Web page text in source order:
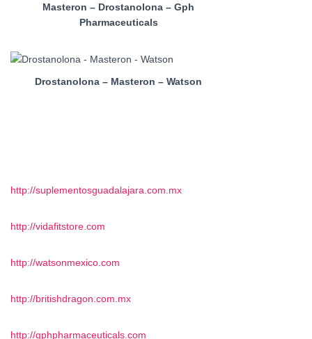
Masteron – Drostanolona – Gph
Pharmaceuticals
Drostanolona – Masteron – Watson
http://suplementosguadalajara.com.mx
http://vidafitstore.com
http://watsonmexico.com
http://britishdragon.com.mx
http://gphpharmaceuticals.com